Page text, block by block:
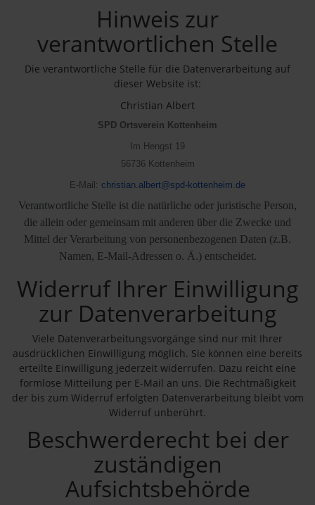
Hinweis zur
verantwortlichen Stelle
Die verantwortliche Stelle für die Datenverarbeitung auf
dieser Website ist:
Christian Albert
SPD Ortsverein Kottenheim
Im Hengst 19
56736 Kottenheim
E-Mail: christian.albert@spd-kottenheim.de
Verantwortliche Stelle ist die natürliche oder juristische Person,
die allein oder gemeinsam mit anderen über die Zwecke und
Mittel der Verarbeitung von personenbezogenen Daten (z.B.
Namen, E-Mail-Adressen o. Ä.) entscheidet.
Widerruf Ihrer Einwilligung
zur Datenverarbeitung
Viele Datenverarbeitungsvorgänge sind nur mit Ihrer
ausdrücklichen Einwilligung möglich. Sie können eine bereits
erteilte Einwilligung jederzeit widerrufen. Dazu reicht eine
formlose Mitteilung per E-Mail an uns. Die Rechtmäßigkeit
der bis zum Widerruf erfolgten Datenverarbeitung bleibt vom
Widerruf unberührt.
Beschwerderecht bei der
zuständigen
Aufsichtsbehörde